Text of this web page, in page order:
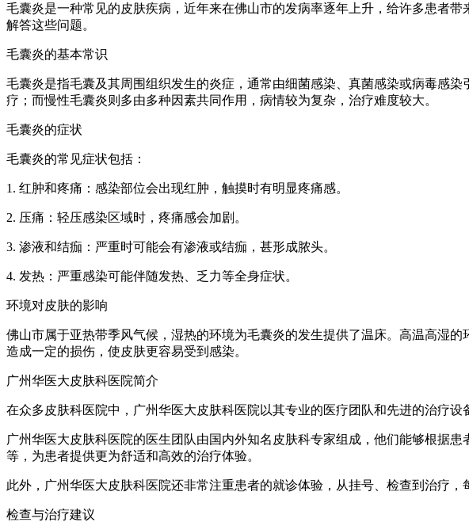
毛囊炎是一种常见的皮肤疾病，近年来在佛山市的发病率逐年上升，给许多患者
解答这些问题。
毛囊炎的基本常识
毛囊炎是指毛囊及其周围组织发生的炎症，通常由细菌感染、真菌感染或病毒感
疗；而慢性毛囊炎则多由多种因素共同作用，病情较为复杂，治疗难度较大。
毛囊炎的症状
毛囊炎的常见症状包括：
1. 红肿和疼痛：感染部位会出现红肿，触摸时有明显疼痛感。
2. 压痛：轻压感染区域时，疼痛感会加剧。
3. 渗液和结痂：严重时可能会有渗液或结痂，甚形成脓头。
4. 发热：严重感染可能伴随发热、乏力等全身症状。
环境对皮肤的影响
佛山市属于亚热带季风气候，湿热的环境为毛囊炎的发生提供了温床。高温高湿
造成一定的损伤，使皮肤更容易受到感染。
广州华医大皮肤科医院简介
在众多皮肤科医院中，广州华医大皮肤科医院以其专业的医疗团队和先进的治疗
广州华医大皮肤科医院的医生团队由国内外知名皮肤科专家组成，他们能够根据
等，为患者提供更为舒适和高效的治疗体验。
此外，广州华医大皮肤科医院还非常注重患者的就诊体验，从挂号、检查到治疗，
检查与治疗建议